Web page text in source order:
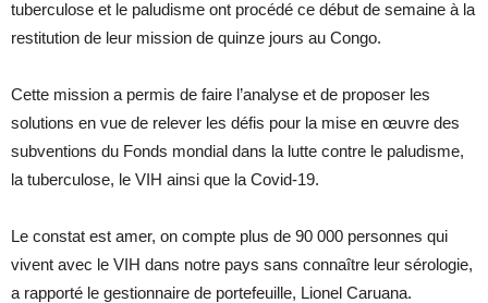
tuberculose et le paludisme ont procédé ce début de semaine à la
restitution de leur mission de quinze jours au Congo.
Cette mission a permis de faire l’analyse et de proposer les
solutions en vue de relever les défis pour la mise en œuvre des
subventions du Fonds mondial dans la lutte contre le paludisme,
la tuberculose, le VIH ainsi que la Covid-19.
Le constat est amer, on compte plus de 90 000 personnes qui
vivent avec le VIH dans notre pays sans connaître leur sérologie,
a rapporté le gestionnaire de portefeuille, Lionel Caruana.